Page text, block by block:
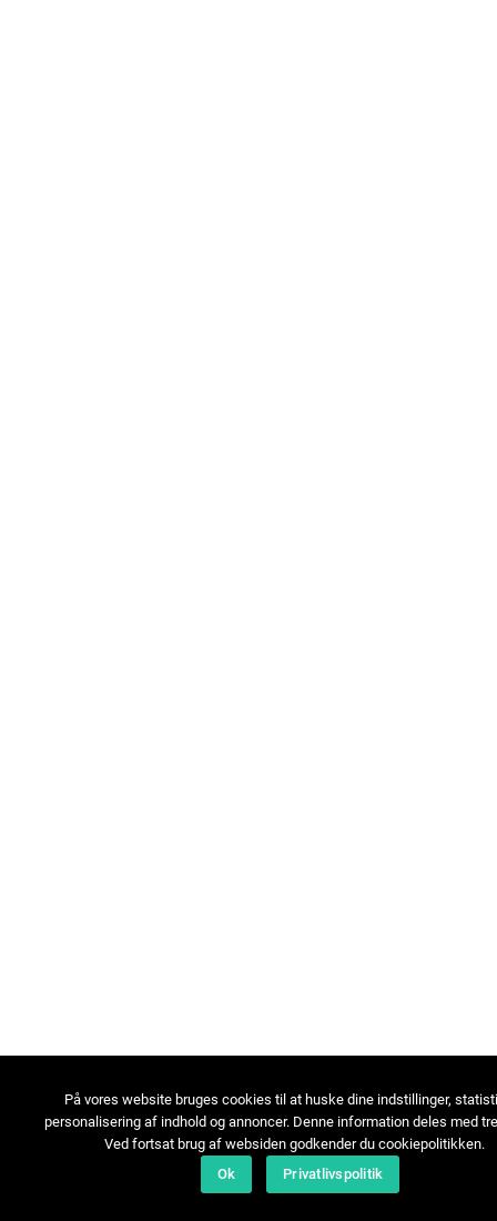
På vores website bruges cookies til at huske dine indstillinger,
personalisering af indhold og annoncer. Denne information deles med
Ved fortsat brug af websiden godkender du cookiepolitikken.
Ok
Privatlivspolitik